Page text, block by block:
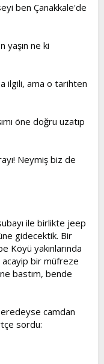
ben Çanakkale'de
yaşın ne ki
ilgili, ama o tarihten
öne doğru uzatıp
Neymiş biz de
ile birlikte jeep
gidecektik. Bir
Köyü yakınlarında
acayip bir müfreze
bastım, bende
camdan
sordu: